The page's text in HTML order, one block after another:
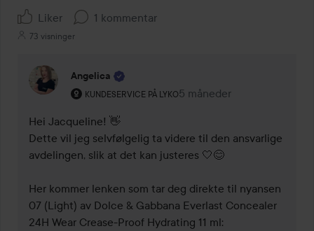
Liker 1 kommentar
73 visninger
Angelica
KUNDESERVICE PÅ LYKO
Brukerens rolle: Kundeservice på Lyko.
5 måneder
Kommentaren lades 5
Hei Jacqueline! 👋
Dette vil jeg selvfølgelig ta videre til den ansvarlige
avdelingen, slik at det kan justeres 🤍😊
Her kommer lenken som tar deg direkte til nyansen
07 (Light) av Dolce & Gabbana Everlast Concealer